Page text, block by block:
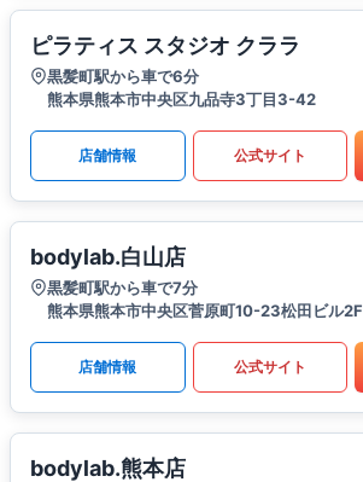
ピラティス スタジオ クララ
黒髪町駅から車で6分
熊本県熊本市中央区九品寺3丁目3-42
店舗情報 公式サイト
bodylab.白山店
黒髪町駅から車で7分
熊本県熊本市中央区菅原町10-23松田ビル2F
店舗情報 公式サイト
bodylab.熊本店